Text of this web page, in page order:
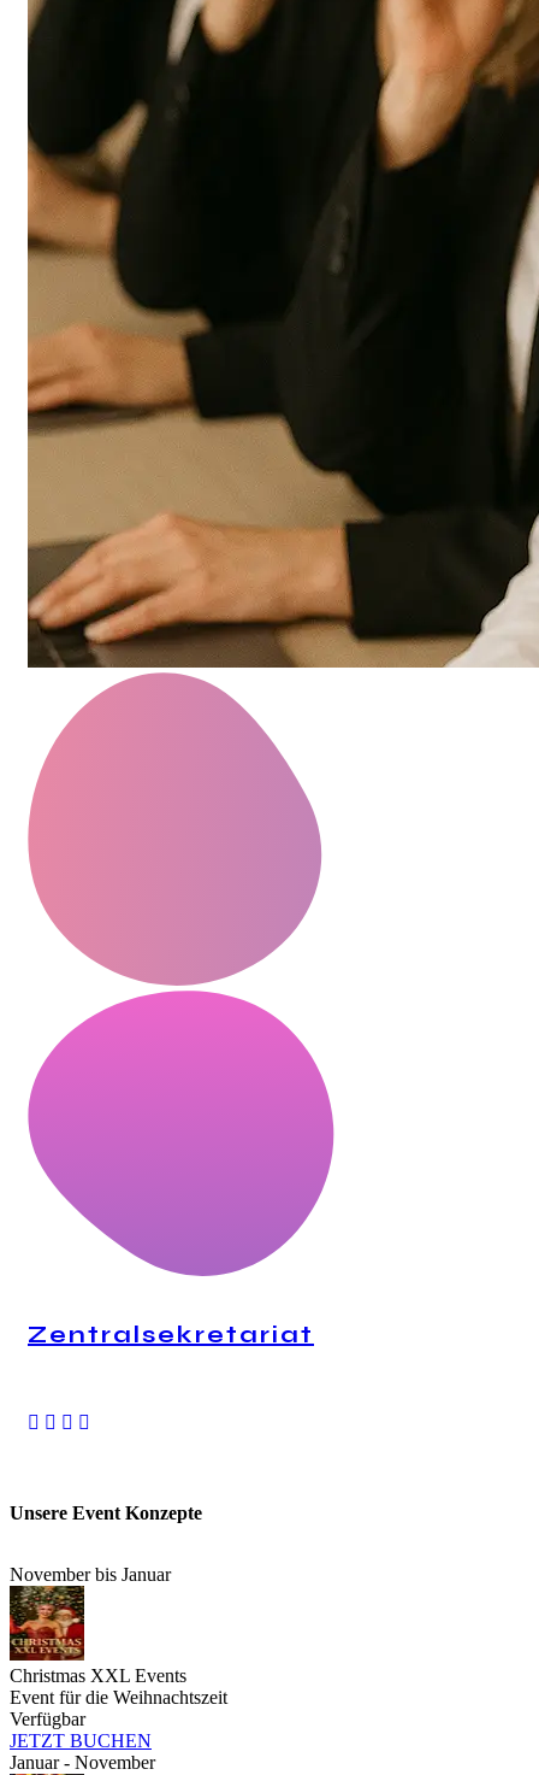
Zentralsekretariat
Unsere Event Konzepte
November bis Januar
Christmas XXL Events
Event für die Weihnachtszeit
Verfügbar
JETZT BUCHEN
Januar - November